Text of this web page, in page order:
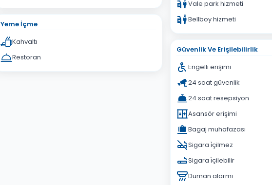
Yeme İçme
Kahvaltı
Restoran
Vale park hizmeti
Bellboy hizmeti
Güvenlik Ve Erişilebilirlik
Engelli erişimi
24 saat güvenlik
24 saat resepsiyon
Asansör erişimi
Bagaj muhafazası
Sigara i̇çilmez
Sigara i̇çilebilir
Duman alarmı